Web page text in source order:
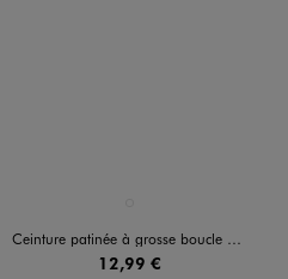
Ceinture patinée à grosse boucle métal vieilli homme
12,99 €